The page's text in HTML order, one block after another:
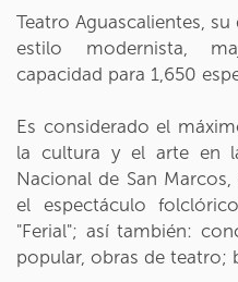
Teatro Aguascalientes,
estilo modernista,
capacidad para 1,650
Es considerado el
la cultura y el arte en
Nacional de San
el espectáculo
"Ferial"; así también:
popular, obras de teatro;